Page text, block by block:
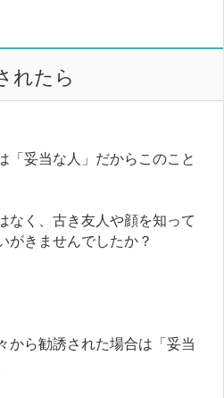
れたら
「妥当な人」だからこのこと
なく、古き友人や顔を知って
がきませんでしたか？
から勧誘された場合は「妥当